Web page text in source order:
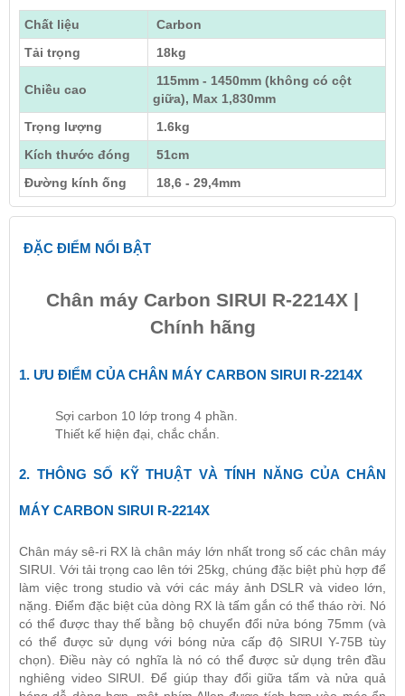
Chất liệu
Carbon
Tải trọng
18kg
Chiều cao
115mm - 1450mm (không có cột
giữa), Max 1,830mm
Trọng lượng
1.6kg
Kích thước đóng
51cm
Đường kính ống
18,6 - 29,4mm
ĐẶC ĐIỂM NỔI BẬT
Chân máy Carbon SIRUI R-2214X |
Chính hãng
1. ƯU ĐIỂM CỦA CHÂN MÁY CARBON SIRUI R-2214X
Sợi carbon 10 lớp trong 4 phần.
Thiết kế hiện đại, chắc chắn.
2. THÔNG SỐ KỸ THUẬT VÀ TÍNH NĂNG CỦA CHÂN
MÁY CARBON SIRUI R-2214X
Chân máy sê-ri RX là chân máy lớn nhất trong số các chân máy
SIRUI. Với tải trọng cao lên tới 25kg, chúng đặc biệt phù hợp để
làm việc trong studio và với các máy ảnh DSLR và video lớn,
nặng. Điểm đặc biệt của dòng RX là tấm gắn có thể tháo rời. Nó
có thể được thay thế bằng bộ chuyển đổi nửa bóng 75mm (và
có thể được sử dụng với bóng nửa cấp độ SIRUI Y-75B tùy
chọn). Điều này có nghĩa là nó có thể được sử dụng trên đầu
nghiêng video SIRUI. Để giúp thay đổi giữa tấm và nửa quả